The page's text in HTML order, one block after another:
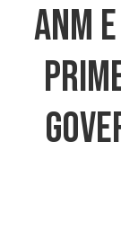
ANM